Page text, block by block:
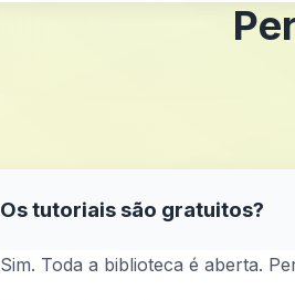
Os tutoriais são gratuitos?
Sim. Toda a biblioteca é aberta.